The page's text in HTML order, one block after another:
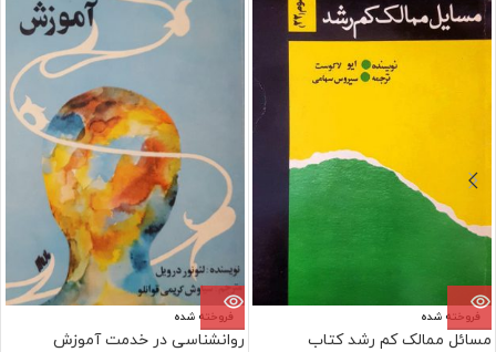
فروخته شده
مسائل ممالک کم رشد کتاب
فروخته شده
روانشناسی در خدمت آموزش